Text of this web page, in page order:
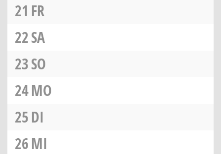
21 FR
22SA
23SO
24MO
25DI
26MI